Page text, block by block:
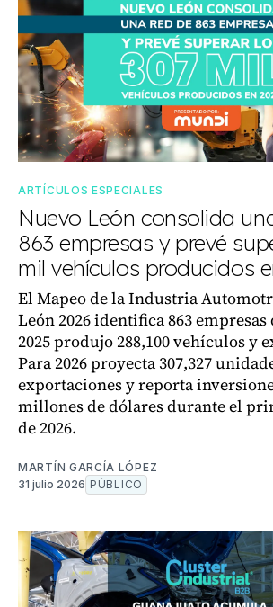
ARTÍCULOS ESPECIALES
Nuevo León consolida
863 empresas y prevé
mil vehículos producidos
El Mapeo de la Industria
León 2026 identifica 863 empresas
2025 produjo 288,100 vehículos y
Para 2026 proyecta 307,327
exportaciones y reporta
millones de dólares durante el
de 2026.
MARTÍN GARCÍA LÓPEZ
31 julio 2026 PÚBLICO